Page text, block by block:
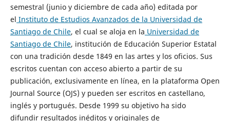
semestral (junio y diciembre de cada año) editada por
el Instituto de Estudios Avanzados de la Universidad de
Santiago de Chile, el cual se aloja en la Universidad de
Santiago de Chile, institución de Educación Superior Estatal
con una tradición desde 1849 en las artes y los oficios. Sus
escritos cuentan con acceso abierto a partir de su
publicación, exclusivamente en línea, en la plataforma Open
Journal Source (OJS) y pueden ser escritos en castellano,
inglés y portugués. Desde 1999 su objetivo ha sido
difundir resultados inéditos y originales de